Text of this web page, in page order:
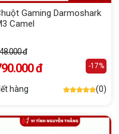
Gaming Darmoshark
Camel
đ
đ -17%
hàng (0)